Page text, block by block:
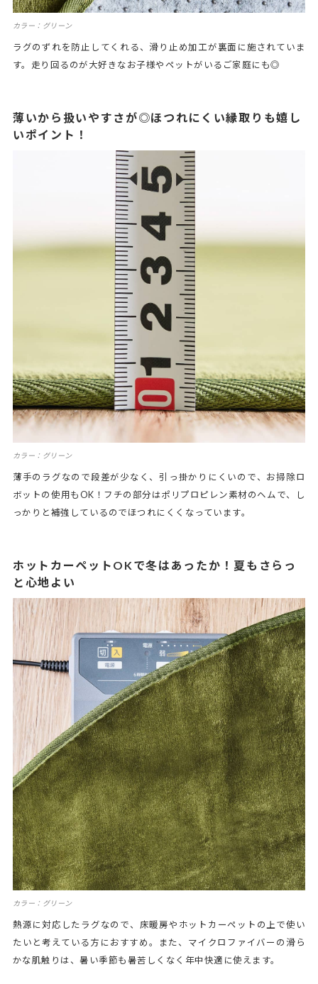
カラー：グリーン
ラグのずれを防止してくれる、滑り止め加工が裏面に施されていま
す。走り回るのが大好きなお子様やペットがいるご家庭にも◎
薄いから扱いやすさが◎ほつれにくい縁取りも嬉し
いポイント！
カラー：グリーン
薄手のラグなので段差が少なく、引っ掛かりにくいので、お掃除ロ
ボットの使用もOK！フチの部分はポリプロピレン素材のヘムで、し
っかりと補強しているのでほつれにくくなっています。
ホットカーペットOKで冬はあったか！夏もさらっ
と心地よい
カラー：グリーン
熱源に対応したラグなので、床暖房やホットカーペットの上で使い
たいと考えている方におすすめ。また、マイクロファイバーの滑ら
かな肌触りは、暑い季節も暑苦しくなく年中快適に使えます。